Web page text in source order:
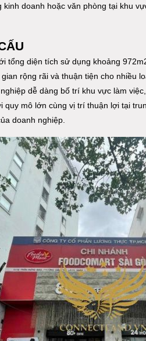
kinh doanh hoặc văn phòng tại khu
tổng diện tích sử dụng khoảng
rộng rãi và thuận tiện cho nhiều
dễ dàng bố trí khu vực làm
quy mô lớn cùng vị trí thuận lợi tại
doanh nghiệp.